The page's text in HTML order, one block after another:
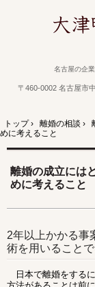
名古屋の企
〒460-0002 名古屋市
トップ› 離婚の相談 ›
めに考えること
離婚の成立には
めに考えること
2年以上かかる事
術を用いること
日本で離婚をする